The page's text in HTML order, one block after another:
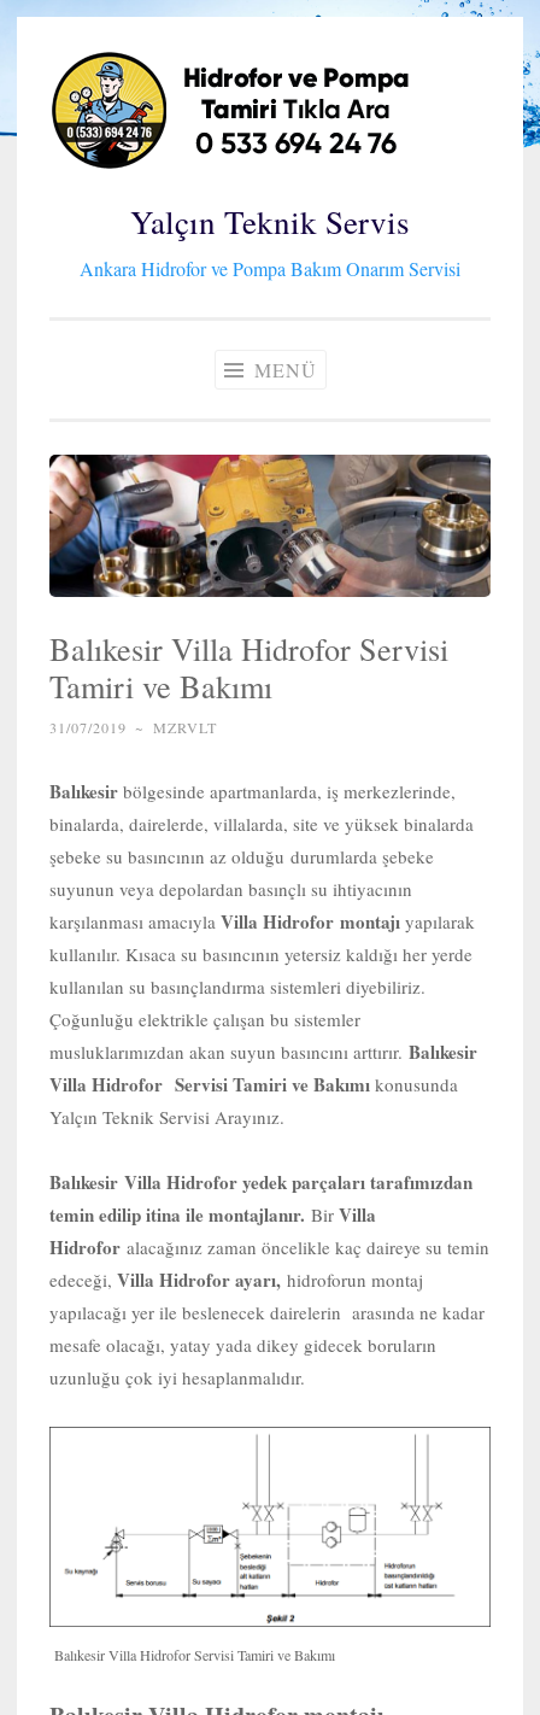
İçeriğe
geç
Yalçın Teknik Servis
Ankara Hidrofor ve Pompa Bakım Onarım Servisi
MENÜ
Balıkesir Villa Hidrofor Servisi
Tamiri ve Bakımı
31/07/2019 ~ MZRVLT
Balıkesir bölgesinde apartmanlarda, iş merkezlerinde,
binalarda, dairelerde, villalarda, site ve yüksek binalarda
şebeke su basıncının az olduğu durumlarda şebeke
suyunun veya depolardan basınçlı su ihtiyacının
karşılanması amacıyla Villa Hidrofor montajı yapılarak
kullanılır. Kısaca su basıncının yetersiz kaldığı her yerde
kullanılan su basınçlandırma sistemleri diyebiliriz.
Çoğunluğu elektrikle çalışan bu sistemler
musluklarımızdan akan suyun basıncını arttırır. Balıkesir
Villa Hidrofor Servisi Tamiri ve Bakımı konusunda
Yalçın Teknik Servisi Arayınız.
Balıkesir Villa Hidrofor yedek parçaları tarafımızdan
temin edilip itina ile montajlanır. Bir Villa
Hidrofor alacağınız zaman öncelikle kaç daireye su temin
edeceği, Villa Hidrofor ayarı, hidroforun montaj
yapılacağı yer ile beslenecek dairelerin arasında ne kadar
mesafe olacağı, yatay yada dikey gidecek boruların
uzunluğu çok iyi hesaplanmalıdır.
Balıkesir Villa Hidrofor Servisi Tamiri ve Bakımı